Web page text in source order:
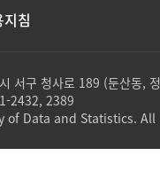
침
서구 청사로 189 (둔산동,
2432, 2389
of Data and Statistics.